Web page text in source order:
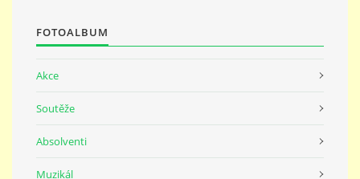
FOTOALBUM
Akce
Soutěže
Absolventi
Muzikál